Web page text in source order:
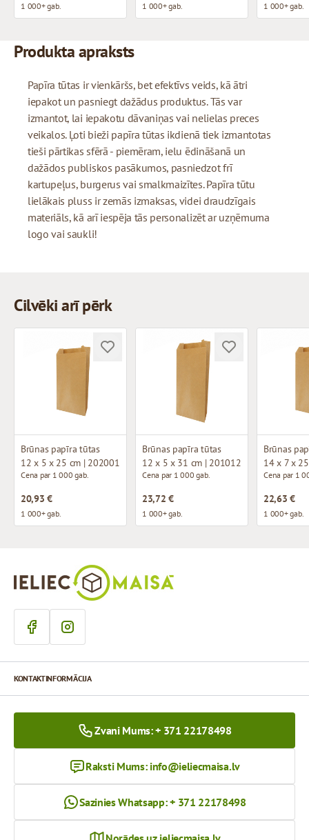
1 000+ gab. 1 000+ gab. 1 000+ gab.
Produkta apraksts
Papīra tūtas ir vienkāršs, bet efektīvs veids, kā ātri
iepakot un pasniegt dažādus produktus. Tās var
izmantot, lai iepakotu dāvaniņas vai nelielas preces
veikalos. Ļoti bieži papīra tūtas ikdienā tiek izmantotas
tieši pārtikas sfērā - piemēram, ielu ēdināšanā un
dažādos publiskos pasākumos, pasniedzot frī
kartupeļus, burgerus vai smalkmaizītes. Papīra tūtu
lielākais pluss ir zemās izmaksas, videi draudzīgais
materiāls, kā arī iespēja tās personalizēt ar uzņēmuma
logo vai saukli!
Cilvēki arī pērk
Brūnas papīra tūtas
12 x 5 x 25 cm | 202001
Cena par 1 000 gab.
20,93 €
1 000+ gab.
Brūnas papīra tūtas
12 x 5 x 31 cm | 201012
Cena par 1 000 gab.
23,72 €
1 000+ gab.
Brūnas
14 x 7 x
Cena par 1
22,63 €
1 000+ gab.
KONTAKTINFORMĀCIJA
Zvani Mums: + 371 22178498
Raksti Mums: info@ieliecmaisa.lv
Sazinies Whatsapp: + 371 22178498